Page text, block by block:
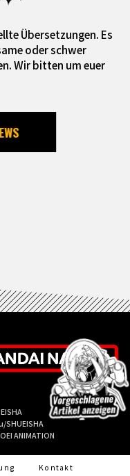
Übersetzungen. Es
oder schwer
Wir bitten um euer
SHUEISHA
ANIMATION
Kontakt